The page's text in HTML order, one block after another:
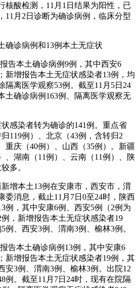
核酸检测，11月1日结果为阳性，已
11月2日诊断为确诊病例，临床分型
确诊病例和13例本土无症状
告本土确诊病例9例，其中西安6
新增报告本土无症状感染者13例，均
隔离医学观察53例。截至11月5日24
土确诊病例163例、隔离医学观察无
感染者转为确诊的141例。重点省
119例）、北京（43例，含转归2
重庆（40例）、山西（35例）。新疆
、湖南（11例）、云南（11例）、陕
多。
增本土13例在安康市，西安市，渭
委消息，截止11月7日0至24时，陕西
例，其中安康6例、西安5例（2例为
，新增报告本土无症状感染者19
例、西安3例、渭南3例、榆林3例。
告本土确诊病例13例，其中安康6
新增报告本土无症状感染者19例，其
安3例、渭南3例、榆林3例。出院12
例。截至11月7日24时，现有在院隔